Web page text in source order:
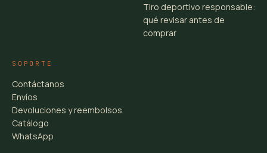
Tiro deportivo responsable:
qué revisar antes de
comprar
SOPORTE
Contáctanos
Envíos
Devoluciones y reembolsos
Catálogo
WhatsApp